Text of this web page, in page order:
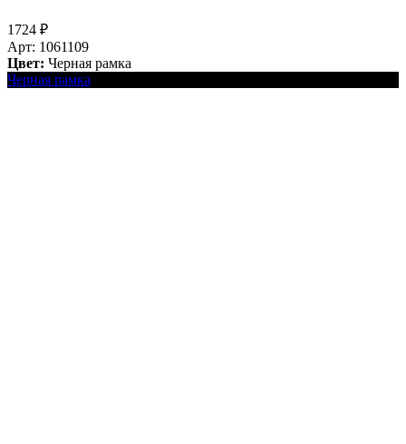
1724 ₽
Арт: 1061109
Цвет: Черная рамка
Черная рамка